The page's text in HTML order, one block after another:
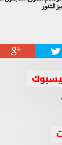
التنور